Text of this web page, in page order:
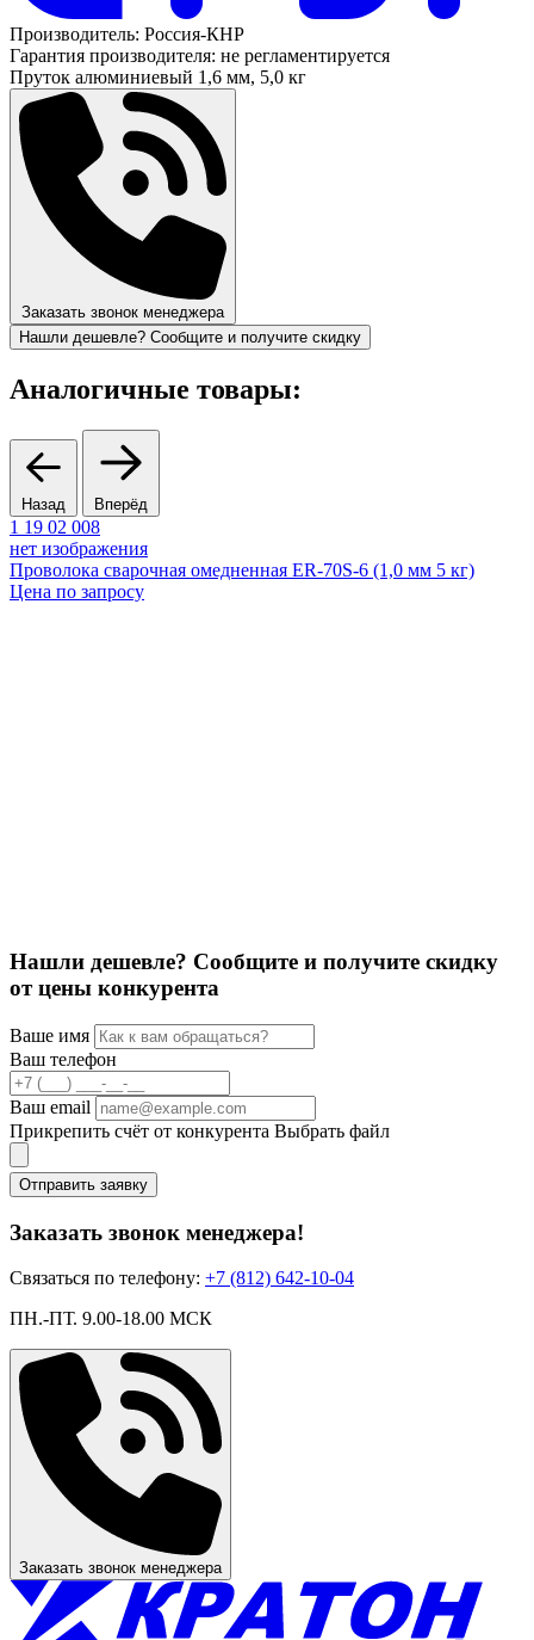
Производитель: Россия-КНР
Гарантия производителя: не регламентируется
Пруток алюминиевый 1,6 мм, 5,0 кг
Заказать звонок менеджера
Нашли дешевле? Сообщите и получите скидку
Аналогичные товары:
Назад Вперёд
1 19 02 008
нет изображения
Проволока сварочная омедненная ER-70S-6 (1,0 мм 5 кг)
Цена по запросу
Нашли дешевле? Сообщите и получите скидку
от цены конкурента
Ваше имя
Ваш телефон
Ваш email
Прикрепить счёт от конкурента Выбрать файл
Отправить заявку
Заказать звонок менеджера!
Связаться по телефону: +7 (812) 642-10-04
ПН.-ПТ. 9.00-18.00 МСК
Заказать звонок менеджера